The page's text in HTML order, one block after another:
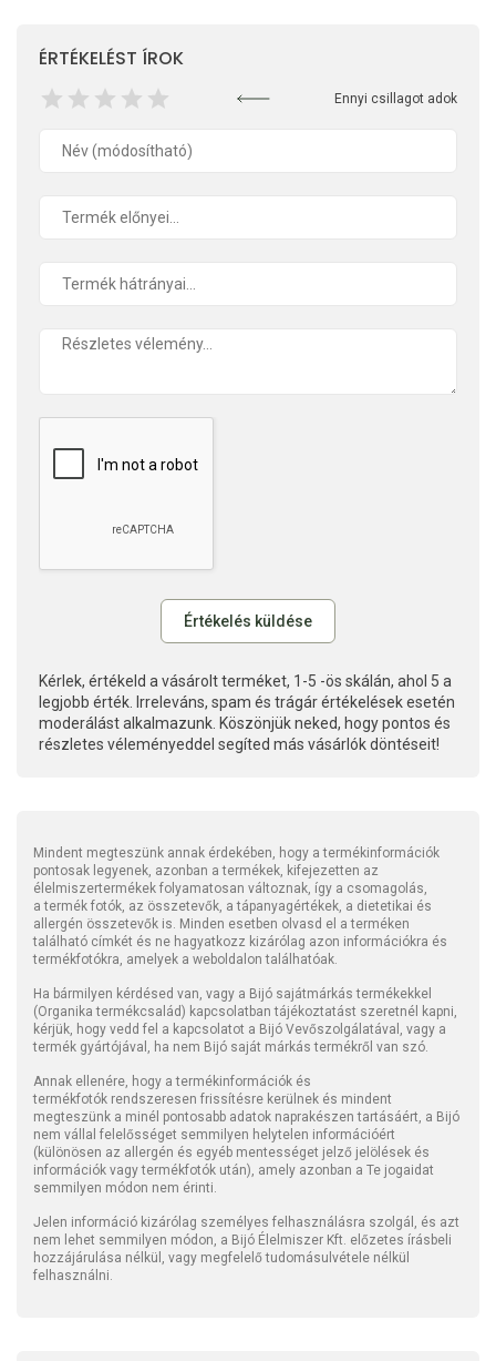
ÉRTÉKELÉST ÍROK
Ennyi csillagot adok
Kérlek, értékeld a vásárolt terméket, 1-5 -ös skálán, ahol 5 a
legjobb érték. Irreleváns, spam és trágár értékelések esetén
moderálást alkalmazunk. Köszönjük neked, hogy pontos és
részletes véleményeddel segíted más vásárlók döntéseit!
Mindent megteszünk annak érdekében, hogy a termékinformációk
pontosak legyenek, azonban a termékek, kifejezetten az
élelmiszertermékek folyamatosan változnak, így a csomagolás,
a termék fotók, az összetevők, a tápanyagértékek, a dietetikai és
allergén összetevők is. Minden esetben olvasd el a terméken
található címkét és ne hagyatkozz kizárólag azon információkra és
termékfotókra, amelyek a weboldalon találhatóak.
Ha bármilyen kérdésed van, vagy a Bijó sajátmárkás termékekkel
(Organika termékcsalád) kapcsolatban tájékoztatást szeretnél kapni,
kérjük, hogy vedd fel a kapcsolatot a Bijó Vevőszolgálatával, vagy a
termék gyártójával, ha nem Bijó saját márkás termékről van szó.
Annak ellenére, hogy a termékinformációk és
termékfotók rendszeresen frissítésre kerülnek és mindent
megteszünk a minél pontosabb adatok naprakészen tartásáért, a Bijó
nem vállal felelősséget semmilyen helytelen információért
(különösen az allergén és egyéb mentességet jelző jelölések és
információk vagy termékfotók után), amely azonban a Te jogaidat
semmilyen módon nem érinti.
Jelen információ kizárólag személyes felhasználásra szolgál, és azt
nem lehet semmilyen módon, a Bijó Élelmiszer Kft. előzetes írásbeli
hozzájárulása nélkül, vagy megfelelő tudomásulvétele nélkül
felhasználni.